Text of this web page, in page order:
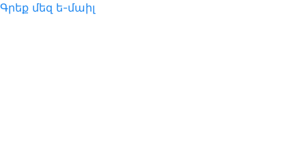
Գրեք մեզ ե-մաիլ